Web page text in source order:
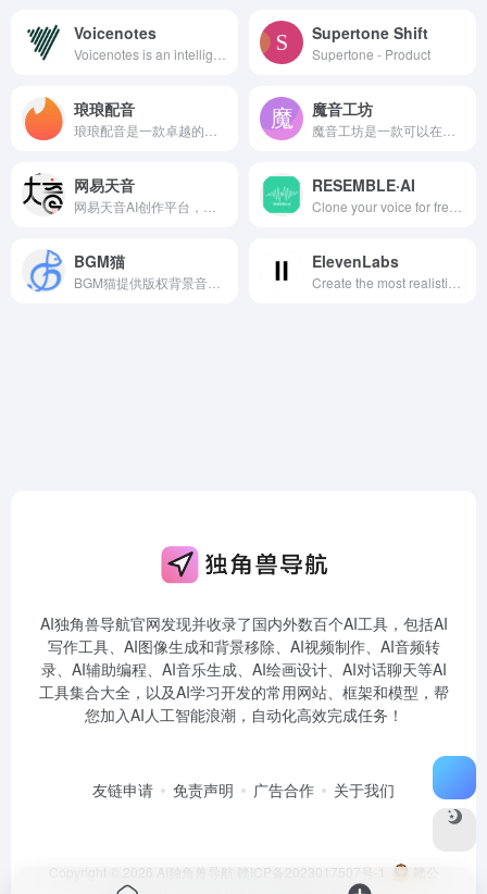
Voicenotes Supertone Shift
Supertone - Product
琅琅配音 魔音工坊
网易天音 RESEMBLE·AI
BGM猫 ElevenLabs
AI独角兽导航官网发现并收录了国内外数百个AI工具，包括AI
写作工具、AI图像生成和背景移除、AI视频制作、AI音频转
录、AI辅助编程、AI音乐生成、AI绘画设计、AI对话聊天等AI
工具集合大全，以及AI学习开发的常用网站、框架和模型，帮
您加入AI人工智能浪潮，自动化高效完成任务！
友链申请 免责声明 广告合作 关于我们
Copyright © 2026 AI独角兽导航 赣ICP备2023017507号-1
赣公